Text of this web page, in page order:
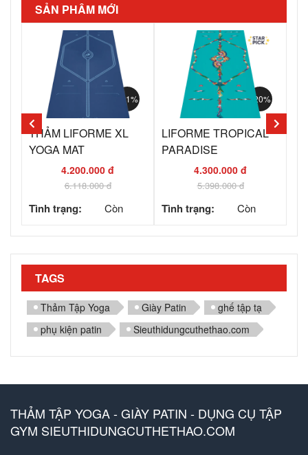
SẢN PHẨM MỚI
- 31%
THẢM LIFORME XL
YOGA MAT
4.200.000 đ
6.118.000 đ
Tình trạng:
Còn
- 20%
LIFORME TROPICAL
PARADISE
4.300.000 đ
5.398.000 đ
Tình trạng:
Còn
TAGS
Thảm Tập Yoga Giày Patin
ghế tập tạ
phụ kiện patin
Sieuthidungcuthethao.com
THẢM TẬP YOGA - GIÀY PATIN - DỤNG CỤ TẬP
GYM SIEUTHIDUNGCUTHETHAO.COM